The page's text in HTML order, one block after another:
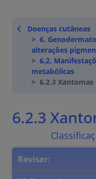
Doenças cutâneas
6.
alterações
6.2.
metabólicas
6.2.3 Xantomas
6.2.3
Revisar: